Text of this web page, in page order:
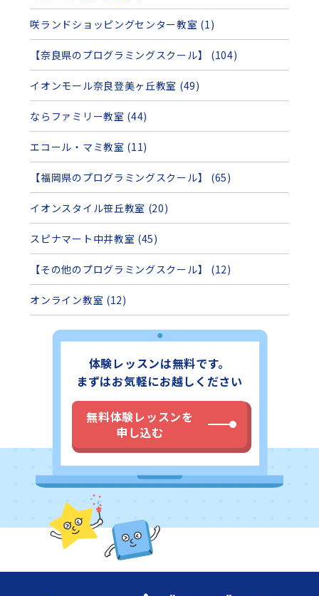
咲ランドショッピングセンター教室 (1)
【奈良県のプログラミングスクール】 (104)
イオンモール奈良登美ヶ丘教室 (49)
ならファミリー教室 (44)
エコール・マミ教室 (11)
【福岡県のプログラミングスクール】 (65)
イオンスタイル笹丘教室 (20)
スピナマート中井教室 (45)
【その他のプログラミングスクール】 (12)
オンライン教室 (12)
体験レッスンは無料です。
まずはお気軽にお越しください
無料体験レッスンを
申し込む